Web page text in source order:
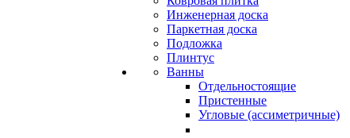
Инженерная доска
Паркетная доска
Подложка
Плинтус
Ванны
Отдельностоящие
Пристенные
Угловые (ассиметричные)